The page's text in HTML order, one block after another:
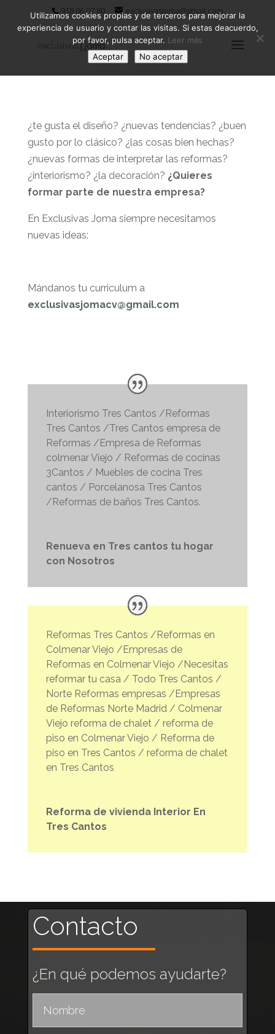
918 06 07 80 exclusivasjoma@gmail.com
¿te gusta el diseño? ¿nuevas tendencias? ¿buen
gusto por lo clásico? ¿las cosas bien hechas?
¿nuevas formas de interpretar las reformas?
¿interiorismo? ¿la decoración? ¿Quieres
formar parte de nuestra empresa?
En Exclusivas Joma siempre necesitamos
nuevas ideas:
Mándanos tu curriculum a
exclusivasjomacv@gmail.com
Interiorismo Tres Cantos /Reformas
Tres Cantos /Tres Cantos empresa de
Reformas /Empresa de Reformas
colmenar Viejo / Reformas de cocinas
3Cantos / Muebles de cocina Tres
cantos / Porcelanosa Tres Cantos
/Reformas de baños Tres Cantos.
Renueva en Tres cantos tu hogar
con Nosotros
Reformas Tres Cantos /Reformas en
Colmenar Viejo /Empresas de
Reformas en Colmenar Viejo /Necesitas
reformar tu casa / Todo Tres Cantos /
Norte Reformas empresas /Empresas
de Reformas Norte Madrid / Colmenar
Viejo reforma de chalet / reforma de
piso en Colmenar Viejo / Reforma de
piso en Tres Cantos / reforma de chalet
en Tres Cantos
Reforma de vivienda Interior En
Tres Cantos
Contacto
¿En qué podemos ayudarte?
Utilizamos cookies propias y de terceros para mejorar la
experiencia de usuario y contar las visitas. Si estas deacuerdo,
por favor, pulsa aceptar. Leer más
Aceptar
No aceptar